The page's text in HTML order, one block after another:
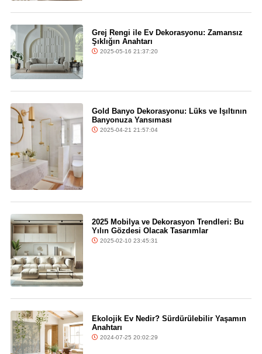
Grej Rengi ile Ev Dekorasyonu: Zamansız
Şıklığın Anahtarı
2025-05-16 21:37:20
Gold Banyo Dekorasyonu: Lüks ve Işıltının
Banyonuza Yansıması
2025-04-21 21:57:04
2025 Mobilya ve Dekorasyon Trendleri: Bu
Yılın Gözdesi Olacak Tasarımlar
2025-02-10 23:45:31
Ekolojik Ev Nedir? Sürdürülebilir Yaşamın
Anahtarı
2024-07-25 20:02:29